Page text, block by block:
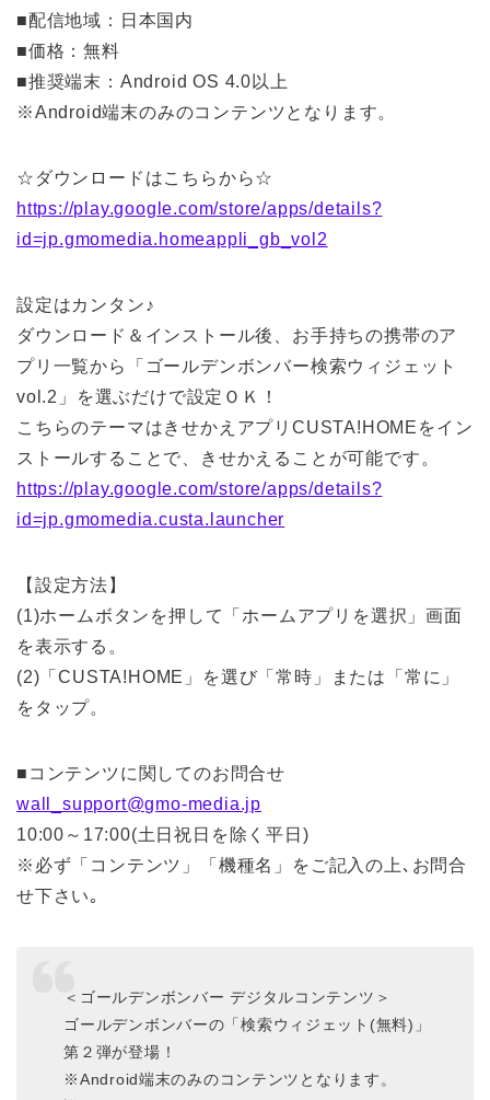
■配信地域：日本国内
■価格：無料
■推奨端末：Android OS 4.0以上
※Android端末のみのコンテンツとなります。
☆ダウンロードはこちらから☆
https://play.google.com/store/apps/details?
id=jp.gmomedia.homeappli_gb_vol2
設定はカンタン♪
ダウンロード＆インストール後、お手持ちの携帯のア
プリ一覧から「ゴールデンボンバー検索ウィジェット
vol.2」を選ぶだけで設定ＯＫ！
こちらのテーマはきせかえアプリCUSTA!HOMEをイン
ストールすることで、きせかえることが可能です。
https://play.google.com/store/apps/details?
id=jp.gmomedia.custa.launcher
【設定方法】
(1)ホームボタンを押して「ホームアプリを選択」画面
を表示する。
(2)「CUSTA!HOME」を選び「常時」または「常に」
をタップ。
■コンテンツに関してのお問合せ
wall_support@gmo-media.jp
10:00～17:00(土日祝日を除く平日)
※必ず「コンテンツ」「機種名」をご記入の上､お問合
せ下さい｡
＜ゴールデンボンバー デジタルコンテンツ＞
ゴールデンボンバーの「検索ウィジェット(無料)」
第２弾が登場！
※Android端末のみのコンテンツとなります。